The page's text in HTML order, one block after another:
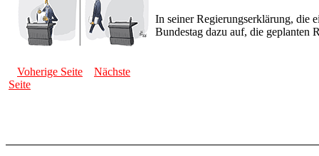
In seiner Regierungserklärung, die
Bundestag dazu auf, die geplanten
Voherige Seite
Nächste
Seite